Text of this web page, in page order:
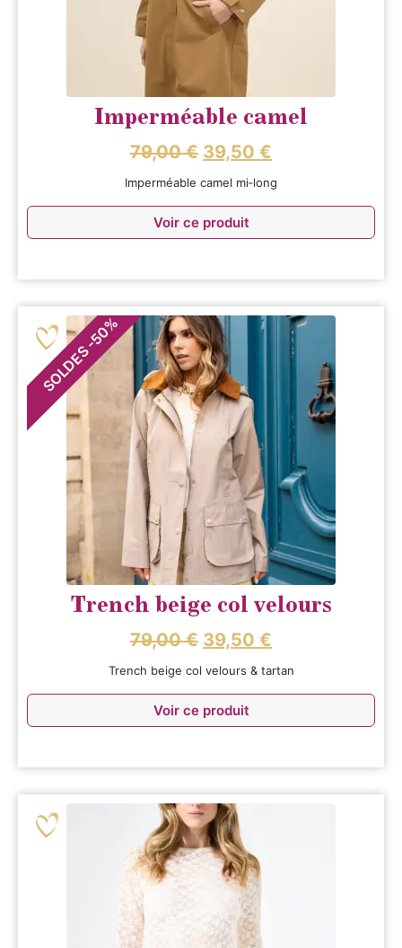
Imperméable camel
79,00€ 39,50 €
Imperméable camel mi‑long
Voir ce produit
SOLDES
-
50
%
Trench beige col velours
79,00€ 39,50 €
Trench beige col velours & tartan
Voir ce produit